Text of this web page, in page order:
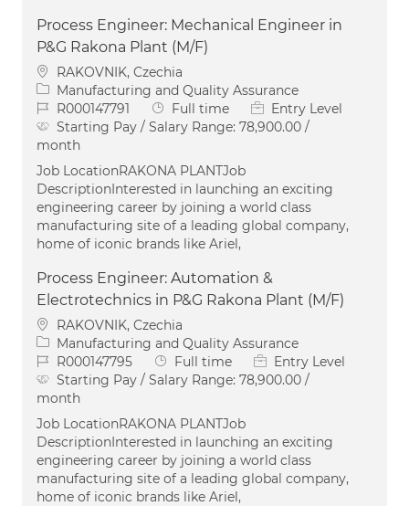
Process Engineer: Mechanical Engineer in
P&G Rakona Plant (M/F)
Location
RAKOVNIK, Czechia
Category
Manufacturing and Quality Assurance
Job IdR000147791 Job Type
Full time
Entry Level
Starting Pay / Salary Range: 78,900.00 /
month
Job LocationRAKONA PLANTJob
DescriptionInterested in launching an exciting
engineering career by joining a world class
manufacturing site of a leading global company,
home of iconic brands like Ariel,
Process Engineer: Automation &
Electrotechnics in P&G Rakona Plant (M/F)
Location
RAKOVNIK, Czechia
Category
Manufacturing and Quality Assurance
Job IdR000147795 Job Type
Full time
Entry Level
Starting Pay / Salary Range: 78,900.00 /
month
Job LocationRAKONA PLANTJob
DescriptionInterested in launching an exciting
engineering career by joining a world class
manufacturing site of a leading global company,
home of iconic brands like Ariel,